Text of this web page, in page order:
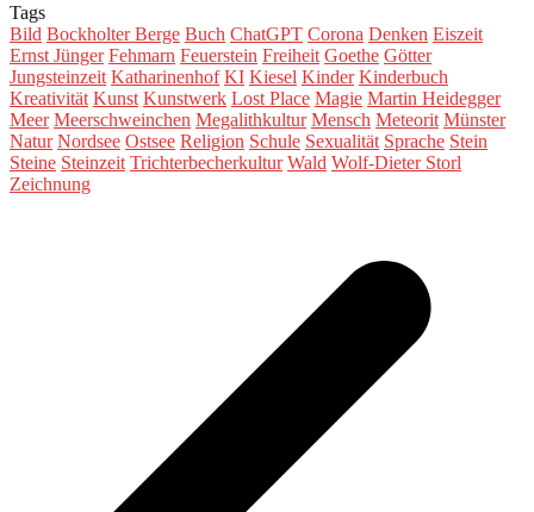
Tags
Bild Bockholter Berge Buch ChatGPT Corona Denken Eiszeit
Ernst Jünger Fehmarn Feuerstein Freiheit Goethe Götter
Jungsteinzeit Katharinenhof KI Kiesel Kinder Kinderbuch
Kreativität Kunst Kunstwerk Lost Place Magie Martin Heidegger
Meer Meerschweinchen Megalithkultur Mensch Meteorit Münster
Natur Nordsee Ostsee Religion Schule Sexualität Sprache Stein
Steine Steinzeit Trichterbecherkultur Wald Wolf-Dieter Storl
Zeichnung